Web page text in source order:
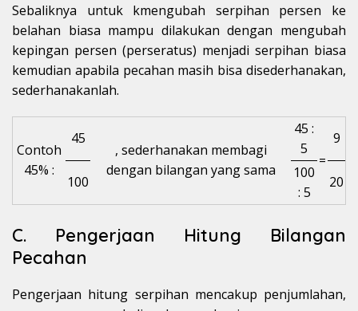
Sebaliknya untuk kmengubah serpihan persen ke
belahan biasa mampu dilakukan dengan mengubah
kepingan persen (perseratus) menjadi serpihan biasa
kemudian apabila pecahan masih bisa disederhanakan,
sederhanakanlah.
Contoh
45% :
45
, sederhanakan membagi
dengan bilangan yang sama
45 :
5
=
9
100
100
: 5
20
C. Pengerjaan Hitung Bilangan
Pecahan
Pengerjaan hitung serpihan mencakup penjumlahan,